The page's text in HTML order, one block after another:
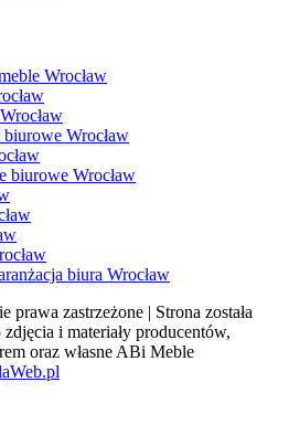
Wrocław
Wrocław
biurowe Wrocław
biura Wrocław
zastrzeżone | Strona została
i materiały producentów,
oraz własne ABi Meble